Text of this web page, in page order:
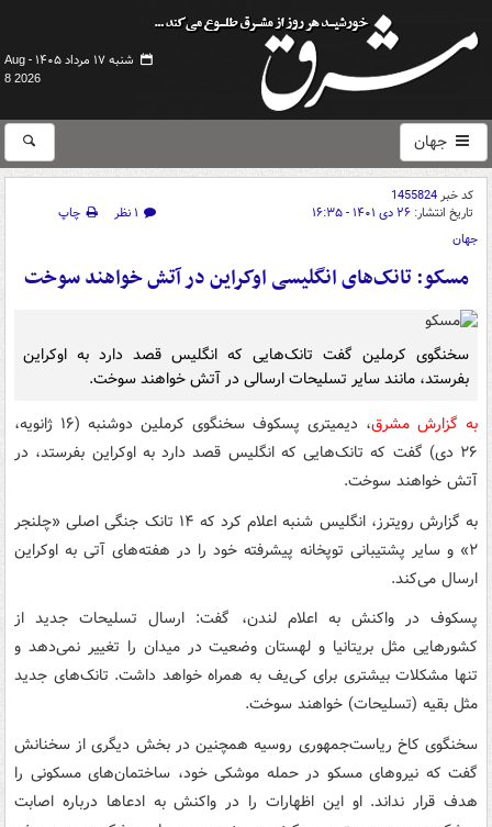
شنبه ۱۷ مرداد ۱۴۰۵ -
Aug
8 2026
جهان
کد خبر1455824
تاریخ انتشار: ۲۶ دی ۱۴۰۱ - ۱۶:۳۵ ۱ نظر
چاپ
جهان
مسکو: تانک‌های انگلیسی اوکراین در آتش خواهند سوخت
سخنگوی کرملین گفت تانک‌هایی که انگلیس قصد دارد به اوکراین
بفرستد، مانند سایر تسلیحات ارسالی در آتش خواهند سوخت.
به گزارش مشرق
، دیمیتری پسکوف سخنگوی کرملین دوشنبه (۱۶ ژانویه،
۲۶ دی) گفت که تانک‌هایی که انگلیس قصد دارد به اوکراین بفرستد، در
آتش خواهند سوخت.
به گزارش رویترز، انگلیس شنبه اعلام کرد که ۱۴ تانک جنگی اصلی «چلنجر
۲» و سایر پشتیبانی توپخانه پیشرفته خود را در هفته‌های آتی به اوکراین
ارسال می‌کند.
پسکوف در واکنش به اعلام لندن، گفت: ارسال تسلیحات جدید از
کشورهایی مثل بریتانیا و لهستان وضعیت در میدان را تغییر نمی‌دهد و
تنها مشکلات بیشتری برای کی‌یف به همراه خواهد داشت. تانک‌های جدید
مثل بقیه (تسلیحات) خواهند سوخت.
سخنگوی کاخ ریاست‌جمهوری روسیه همچنین در بخش دیگری از سخنانش
گفت که نیروهای مسکو در حمله موشکی خود، ساختمان‌های مسکونی را
هدف قرار نداند. او این اظهارات را در واکنش به ادعاها درباره اصابت